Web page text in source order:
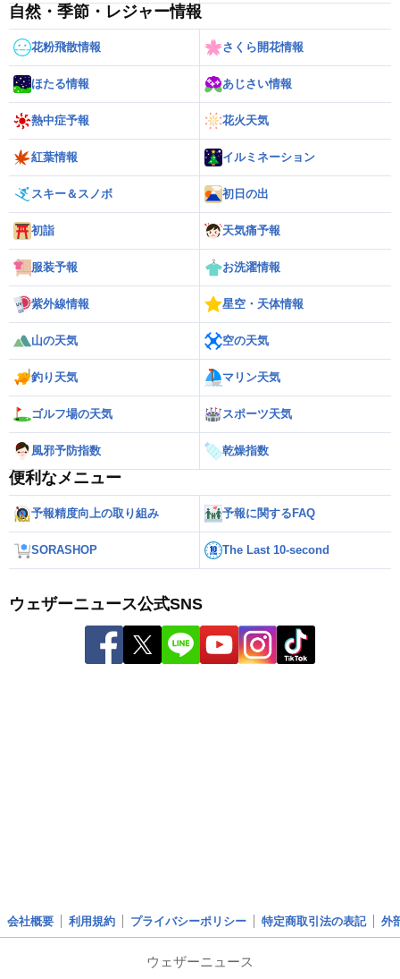
自然・季節・レジャー情報
花粉飛散情報 さくら開花情報
ほたる情報 あじさい情報
熱中症予報 花火天気
紅葉情報 イルミネーション
スキー＆スノボ 初日の出
初詣 天気痛予報
服装予報 お洗濯情報
紫外線情報 星空・天体情報
山の天気 空の天気
釣り天気 マリン天気
ゴルフ場の天気 スポーツ天気
風邪予防指数 乾燥指数
便利なメニュー
予報精度向上の取り組み 予報に関するFAQ
SORASHOP The Last 10-second
ウェザーニュース公式SNS
会社概要 利用規約 プライバシーポリシー 特定商取引法の表記 外
ウェザーニュース